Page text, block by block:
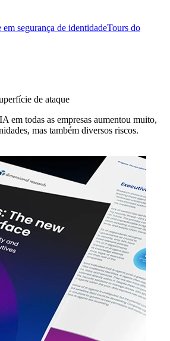
segurança de identidadeTours do
de ataque
em todas as empresas aumentou muito,
mas também diversos riscos.